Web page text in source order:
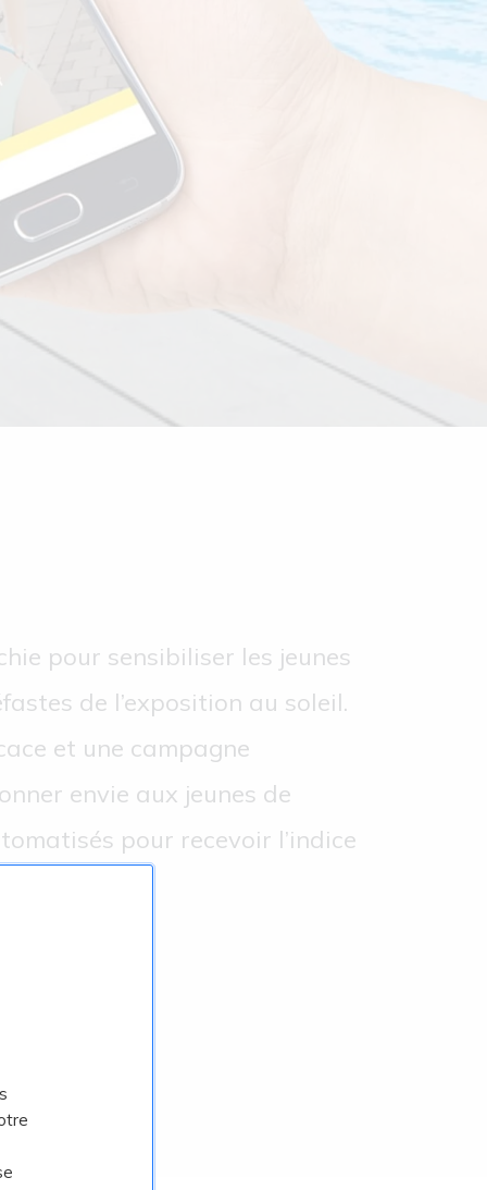
pour sensibiliser les jeunes
de l’exposition au soleil.
et une campagne
envie aux jeunes de
pour recevoir l’indice